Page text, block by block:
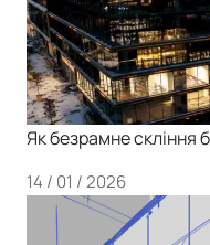
Як безрамне скління
14 / 01 / 2026